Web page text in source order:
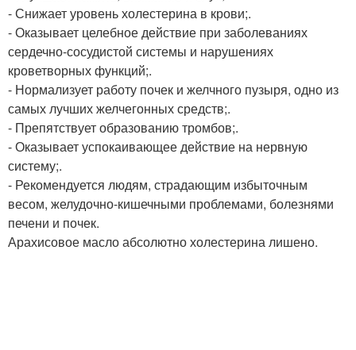
- Снижает уровень холестерина в крови;.
- Оказывает целебное действие при заболеваниях
сердечно-сосудистой системы и нарушениях
кроветворных функций;.
- Нормализует работу почек и желчного пузыря, одно из
самых лучших желчегонных средств;.
- Препятствует образованию тромбов;.
- Оказывает успокаивающее действие на нервную
систему;.
- Рекомендуется людям, страдающим избыточным
весом, желудочно-кишечными проблемами, болезнями
печени и почек.
Арахисовое масло абсолютно холестерина лишено.